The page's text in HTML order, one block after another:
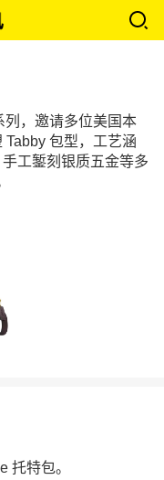
列，邀请多位美国本
包型，工艺涵
工錾刻银质五金等多
托特包。